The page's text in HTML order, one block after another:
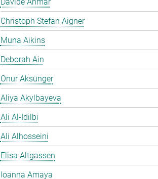
Christoph Stefan Aigner
Muna Aikins
Deborah Ain
Onur Aksünger
Aliya Akylbayeva
Ali Al-Idilbi
Ali Alhosseini
Elisa Altgassen
Ioanna Amaya